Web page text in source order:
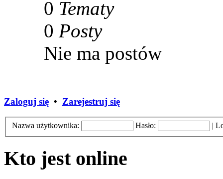
0 Tematy
0 Posty
Nie ma postów
Zaloguj się • Zarejestruj się
Nazwa użytkownika: Hasło: |
Kto jest online